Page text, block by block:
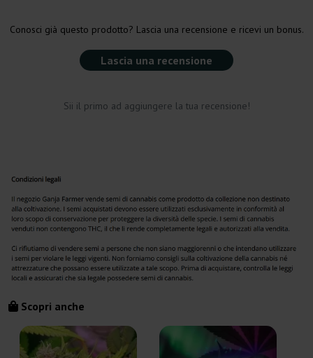
Conosci già questo prodotto? Lascia una recensione e ricevi un bonus.
Lascia una recensione
Sii il primo ad aggiungere la tua recensione!
Scopri anche